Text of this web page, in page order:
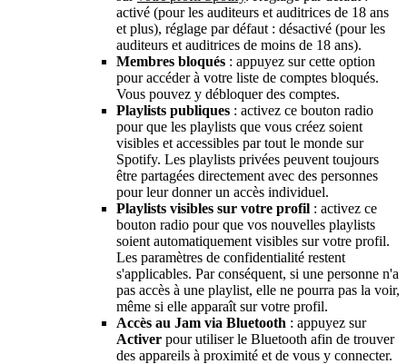
activé (pour les auditeurs et auditrices de 18 ans
et plus), réglage par défaut : désactivé (pour les
auditeurs et auditrices de moins de 18 ans).
Membres bloqués : appuyez sur cette option
pour accéder à votre liste de comptes bloqués.
Vous pouvez y débloquer des comptes.
Playlists publiques : activez ce bouton radio
pour que les playlists que vous créez soient
visibles et accessibles par tout le monde sur
Spotify. Les playlists privées peuvent toujours
être partagées directement avec des personnes
pour leur donner un accès individuel.
Playlists visibles sur votre profil : activez ce
bouton radio pour que vos nouvelles playlists
soient automatiquement visibles sur votre profil.
Les paramètres de confidentialité restent
s'applicables. Par conséquent, si une personne n'a
pas accès à une playlist, elle ne pourra pas la voir,
même si elle apparaît sur votre profil.
Accès au Jam via Bluetooth : appuyez sur
Activer pour utiliser le Bluetooth afin de trouver
des appareils à proximité et de vous y connecter.